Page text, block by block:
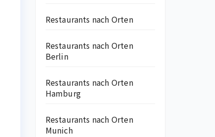
Restaurants nach Orten
Restaurants nach Orten
Berlin
Restaurants nach Orten
Hamburg
Restaurants nach Orten
Munich